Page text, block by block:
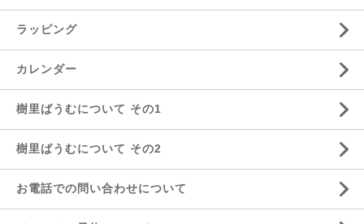
ラッピング
カレンダー
樹里ばうむについて その1
樹里ばうむについて その2
お電話での問い合わせについて